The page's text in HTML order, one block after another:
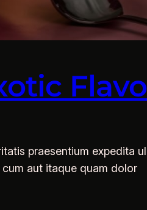
praesentium expedita
aut itaque quam dolor